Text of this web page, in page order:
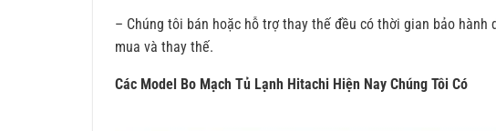
– Chúng tôi bán hoặc hỗ trợ thay thế đều có thời gian bảo
mua và thay thế.
Các Model Bo Mạch Tủ Lạnh Hitachi Hiện Nay Chúng Tôi Có